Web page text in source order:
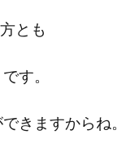
とも
す。
きますからね。